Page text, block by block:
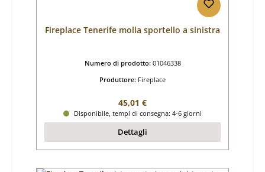
Fireplace Tenerife molla sportello a sinistra
Numero di prodotto: 01046338
Produttore: Fireplace
Prezzo normale:
45,01 €
Disponibile, tempi di consegna: 4-6 giorni
Dettagli